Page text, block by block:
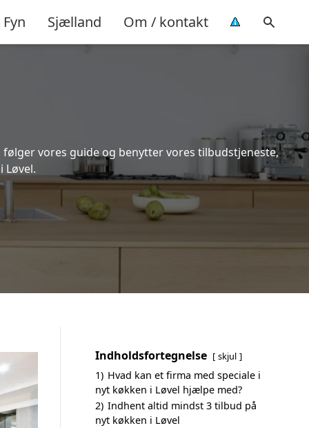
Fyn Sjælland Om / kontakt
vores guide og benytter vores tilbudstjeneste,
Løvel.
Indholdsfortegnelse skjul
1) Hvad kan et firma med speciale i
nyt køkken i Løvel hjælpe med?
2) Indhent altid mindst 3 tilbud på
nyt køkken i Løvel